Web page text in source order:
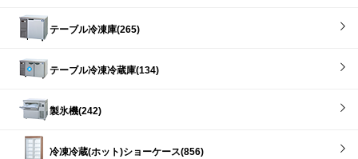
テーブル冷凍庫(265)
テーブル冷凍冷蔵庫(134)
製氷機(242)
冷凍冷蔵(ホット)ショーケース(856)